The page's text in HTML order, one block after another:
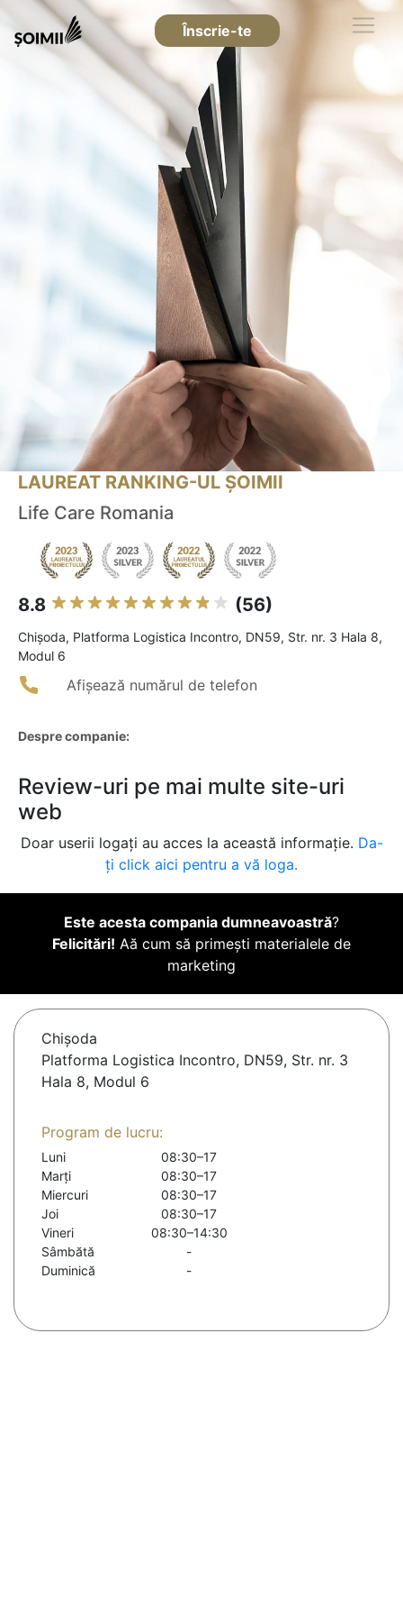
Înscrie-te
LAUREAT RANKING-UL ȘOIMII
Life Care Romania
8.8 (56)
Chişoda, Platforma Logistica Incontro, DN59, Str. nr. 3 Hala 8,
Modul 6
Afișează numărul de telefon
Despre companie:
Review-uri pe mai multe site-uri
web
Doar userii logați au acces la această informație. Da-
ți click aici pentru a vă loga.
Este acesta compania dumneavoastră?
Felicitări! Aă cum să primești materialele de
marketing
Chişoda
Platforma Logistica Incontro, DN59, Str. nr. 3
Hala 8, Modul 6
Program de lucru:
Luni
08:30–17
Marți
08:30–17
Miercuri
08:30–17
Joi
08:30–17
Vineri
08:30–14:30
Sâmbătă
-
Duminică
-